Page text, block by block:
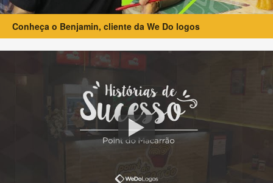
Conheça o Benjamin, cliente da We Do logos